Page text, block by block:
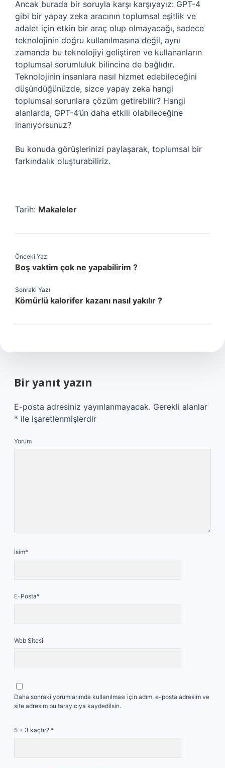
Ancak burada bir soruyla karşı karşıyayız: GPT-4
gibi bir yapay zeka aracının toplumsal eşitlik ve
adalet için etkin bir araç olup olmayacağı, sadece
teknolojinin doğru kullanılmasına değil, aynı
zamanda bu teknolojiyi geliştiren ve kullananların
toplumsal sorumluluk bilincine de bağlıdır.
Teknolojinin insanlara nasıl hizmet edebileceğini
düşündüğünüzde, sizce yapay zeka hangi
toplumsal sorunlara çözüm getirebilir? Hangi
alanlarda, GPT-4’ün daha etkili olabileceğine
inanıyorsunuz?
Bu konuda görüşlerinizi paylaşarak, toplumsal bir
farkındalık oluşturabiliriz.
Tarih: Makaleler
Önceki Yazı
Boş vaktim çok ne yapabilirim ?
Sonraki Yazı
Kömürlü kalorifer kazanı nasıl yakılır ?
Bir yanıt yazın
E-posta adresiniz yayınlanmayacak. Gerekli alanlar
* ile işaretlenmişlerdir
Yorum
İsim*
E-Posta*
Web Sitesi
Daha sonraki yorumlarımda kullanılması için adım, e-posta adresim ve
site adresim bu tarayıcıya kaydedilsin.
5 + 3 kaçtır? *